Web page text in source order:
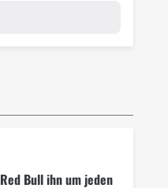
Bull ihn um jeden